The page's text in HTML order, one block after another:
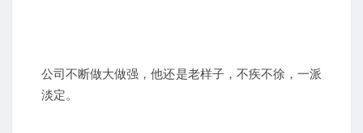
公司不断做大做强，他还是老样子，不疾不徐，一派
淡定。